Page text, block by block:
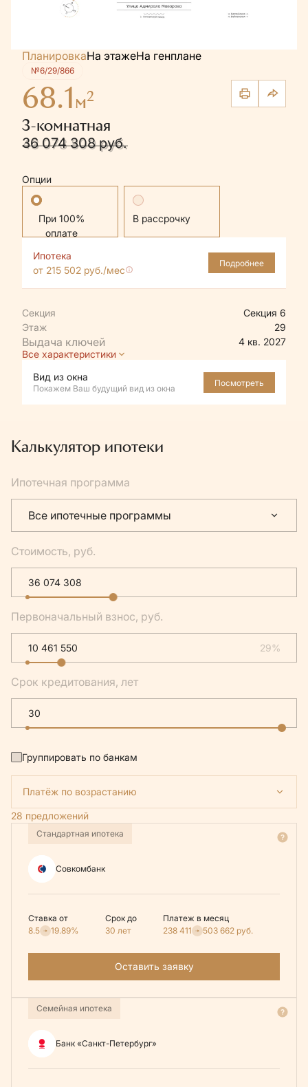
ПланировкаНа этажеНа генплане
№6/29/866
68.1м2
3-комнатная
43 073 800 руб.
36 074 308 руб.
Опции
Стандартная В рассрочку
Ипотека
от 215 502 руб./мес
Подробнее
Секция
Секция 6
Этаж
29
4 кв. 2027
Все характеристики
Вид из окна
Покажем Ваш будущий вид из окна
Посмотреть
Калькулятор ипотеки
Ипотечная программа
Все ипотечные программы
Стоимость, руб.
Первоначальный взнос, руб.
29%
Срок кредитования, лет
Группировать по банкам
Платёж по возрастанию
28 предложений
Стандартная ипотека
Совкомбанк
Ставка от
8.5
19.89%
Срок до
30 лет
Платеж в месяц
238 411
503 662 руб.
Оставить заявку
Семейная ипотека
Банк «Санкт-Петербург»